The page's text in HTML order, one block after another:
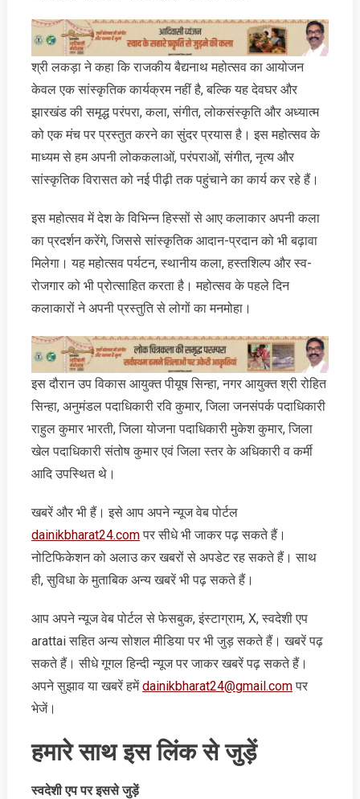
श्री लकड़ा ने कहा कि राजकीय बैद्यनाथ महोत्सव का आयोजन
केवल एक सांस्कृतिक कार्यक्रम नहीं है, बल्कि यह देवघर और
झारखंड की समृद्ध परंपरा, कला, संगीत, लोकसंस्कृति और अध्यात्म
को एक मंच पर प्रस्तुत करने का सुंदर प्रयास है। इस महोत्सव के
माध्यम से हम अपनी लोककलाओं, परंपराओं, संगीत, नृत्य और
सांस्कृतिक विरासत को नई पीढ़ी तक पहुंचाने का कार्य कर रहे हैं।
इस महोत्सव में देश के विभिन्न हिस्सों से आए कलाकार अपनी कला
का प्रदर्शन करेंगे, जिससे सांस्कृतिक आदान-प्रदान को भी बढ़ावा
मिलेगा। यह महोत्सव पर्यटन, स्थानीय कला, हस्तशिल्प और स्व-
रोजगार को भी प्रोत्साहित करता है। महोत्सव के पहले दिन
कलाकारों ने अपनी प्रस्तुति से लोगों का मनमोहा।
इस दौरान उप विकास आयुक्त पीयूष सिन्हा, नगर आयुक्त श्री रोहित
सिन्हा, अनुमंडल पदाधिकारी रवि कुमार, जिला जनसंपर्क पदाधिकारी
राहुल कुमार भारती, जिला योजना पदाधिकारी मुकेश कुमार, जिला
खेल पदाधिकारी संतोष कुमार एवं जिला स्तर के अधिकारी व कर्मी
आदि उपस्थित थे।
खबरें और भी हैं। इसे आप अपने न्‍यूज वेब पोर्टल
dainikbharat24.comपर सीधे भी जाकर पढ़ सकते हैं।
नोटिफिकेशन को अलाउ कर खबरों से अपडेट रह सकते हैं। साथ
ही, सुविधा के मुताबिक अन्‍य खबरें भी पढ़ सकते हैं।
आप अपने न्‍यूज वेब पोर्टल से फेसबुक, इंस्‍टाग्राम, X, स्‍वदेशी एप
arattai सहित अन्‍य सोशल मीडिया पर भी जुड़ सकते हैं। खबरें पढ़
सकते हैं। सीधे गूगल हिन्‍दी न्‍यूज पर जाकर खबरें पढ़ सकते हैं।
अपने सुझाव या खबरें हमेंdainikbharat24@gmail.comपर
भेजें।
हमारे साथ इस लिंक से जुड़ें
स्‍वदेशी एप पर इससे जुड़ें